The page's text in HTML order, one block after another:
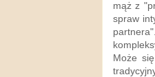
mąż z
spraw
Może